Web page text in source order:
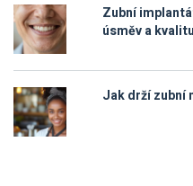
Zubní
úsměv a
Jak drží zubní